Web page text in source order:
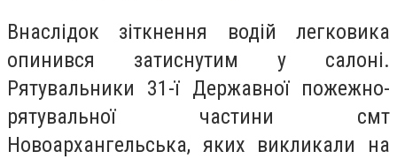
Внаслідок зіткнення водій легковика
опинився затиснутим у салоні.
Рятувальники 31-ї Державної пожежно-
рятувальної частини смт
Новоархангельська, яких викликали на